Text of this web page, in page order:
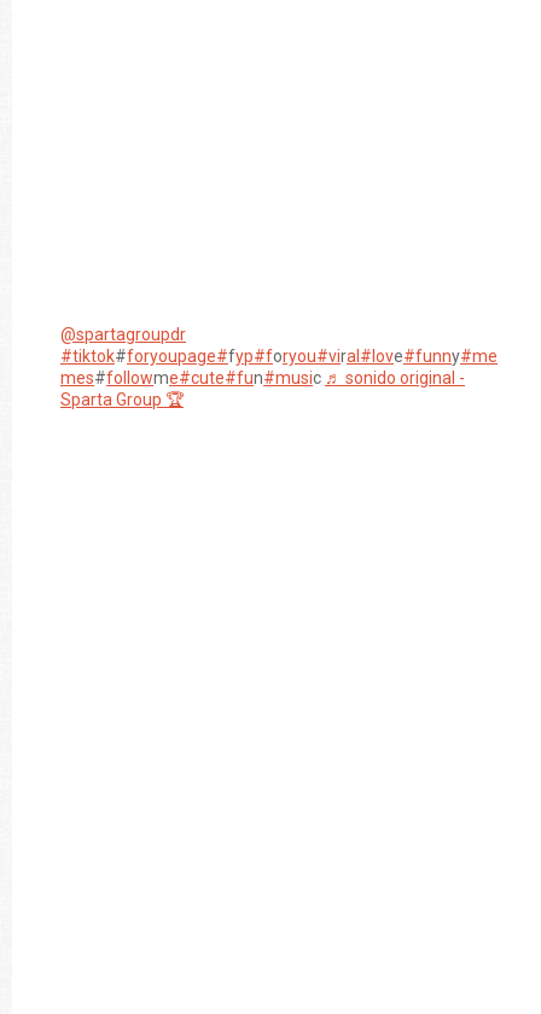
@spartagroupdr
#tiktok#foryoupage#fyp#foryou#viral#love#funny#me
mes#followme#cute#fun#music ♬ sonido original -
Sparta Group 🏆